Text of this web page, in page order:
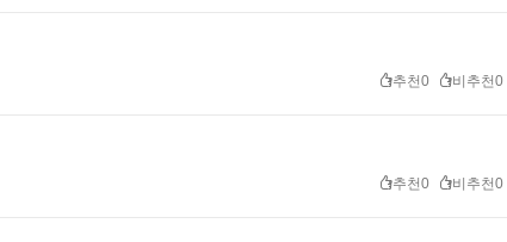
추천0 비추천0
추천0 비추천0